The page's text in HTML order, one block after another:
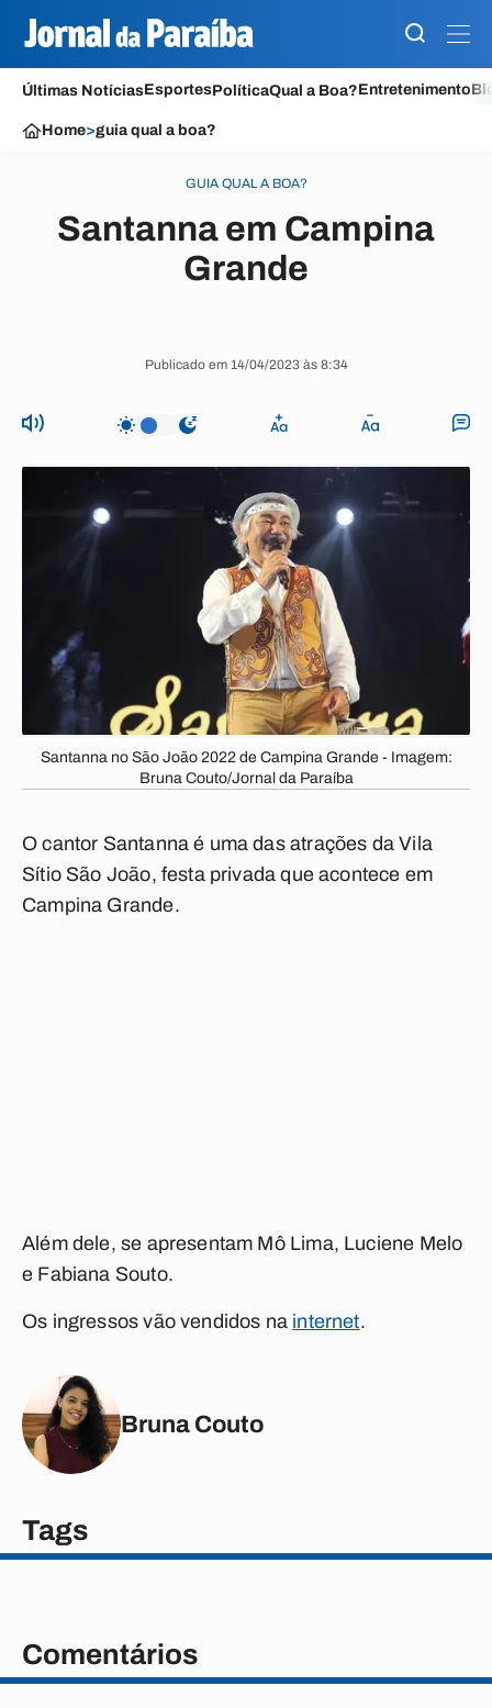
Últimas NotíciasEsportesPolíticaQual a Boa?Entretenimento
Home>guia qual a boa?
GUIA QUAL A BOA?
Santanna em Campina
Grande
Publicado em 14/04/2023 às 8:34
Santanna no São João 2022 de Campina Grande - Imagem:
Bruna Couto/Jornal da Paraíba
O cantor Santanna é uma das atrações da Vila
Sítio São João, festa privada que acontece em
Campina Grande.
Além dele, se apresentam Mô Lima, Luciene Melo
e Fabiana Souto.
Os ingressos vão vendidos na internet.
Bruna Couto
Tags
Comentários